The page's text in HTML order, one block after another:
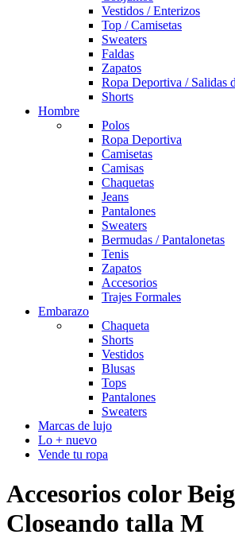
Vestidos / Enterizos
Top / Camisetas
Sweaters
Faldas
Zapatos
Ropa Deportiva / Salidas
Shorts
Hombre
Polos
Ropa Deportiva
Camisetas
Camisas
Chaquetas
Jeans
Pantalones
Sweaters
Bermudas / Pantalonetas
Tenis
Zapatos
Accesorios
Trajes Formales
Embarazo
Chaqueta
Shorts
Vestidos
Blusas
Tops
Pantalones
Sweaters
Marcas de lujo
Lo + nuevo
Vende tu ropa
Accesorios color
Closeando talla M